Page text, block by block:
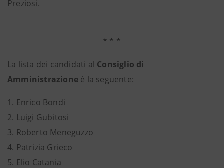
Preziosi.
* * *
La lista dei candidati al Consiglio di
Amministrazione è la seguente:
1. Enrico Bondi
2. Luigi Gubitosi
3. Roberto Meneguzzo
4. Patrizia Grieco
5. Elio Catania